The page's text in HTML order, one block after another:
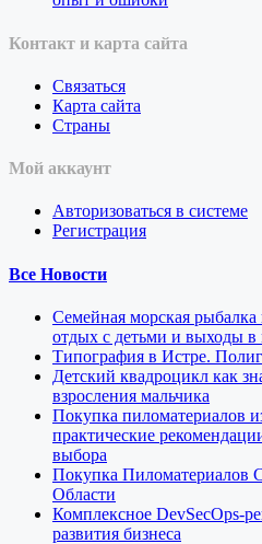
Контакт и карта сайта
Связаться
Карта сайта
Страны
Мой аккаунт
Авторизоваться в системе
Регистрация
Все Новости
Семейная морская
отдых с детьми и выходы в
Типография в Истре.
Детский квадроцикл как
взросления мальчика
Покупка пиломатериалов
практические
выбора
Покупка Пиломатериалов
Области
Комплексное DevSecOps-
развития бизнеса